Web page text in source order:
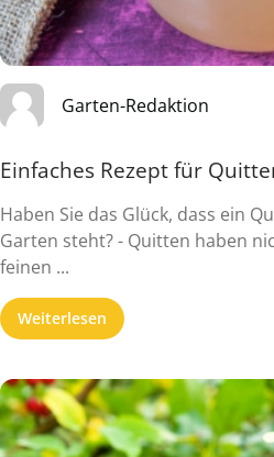
Garten-Redaktion
Einfaches Rezept für
Haben Sie das Glück, dass ein
Garten steht? - Quitten haben
feinen ...
Weiterlesen